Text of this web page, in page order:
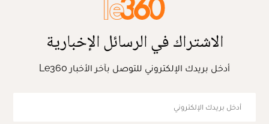
الاشتراك في الرسائل الإخبارية
أدخل بريدك الإلكتروني للتوصل بآخر الأخبار Le360